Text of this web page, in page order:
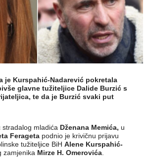
je Kurspahić-Nadarević pokretala
glavne tužiteljice Dalide Burzić s
te da je Burzić svaki put
stradalog mladića Dženana Memića, u
Ferageta podnio je krivičnu prijavu
tužiteljice BiH Alene Kurspahić-
zamjenika Mirze H. Omerovića